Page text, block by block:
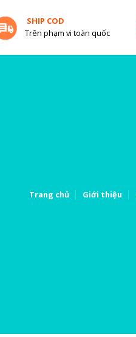
SHIP COD
Trên phạm vi toàn quốc
Trang chủ Giới thiệu